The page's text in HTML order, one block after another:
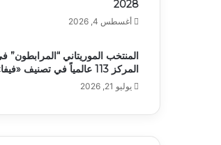
2028
أغسطس 4, 2026
المنتخب الموريتاني “المرابطون”
المركز 113 عالمياً في تصنيف «فيفا»
يوليو 21, 2026